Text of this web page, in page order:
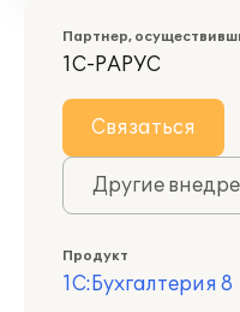
Партнер,
1С-РАРУС
Связаться
Другие
Продукт
1С:Бухгалтерия 8